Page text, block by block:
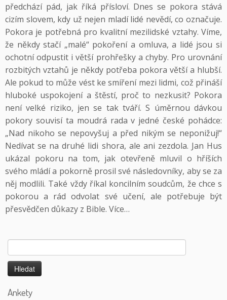
předchází pád, jak říká přísloví. Dnes se pokora stává
cizím slovem, kdy už nejen mladí lidé nevědí, co označuje.
Pokora je potřebná pro kvalitní mezilidské vztahy. Víme,
že někdy stačí „malé“ pokoření a omluva, a lidé jsou si
ochotní odpustit i větší prohřešky a chyby. Pro urovnání
rozbitých vztahů je někdy potřeba pokora větší a hlubší.
Ale pokud to může vést ke smíření mezi lidmi, což přináší
hluboké uspokojení a štěstí, proč to nezkusit? Pokora
není velké riziko, jen se tak tváří. S úměrnou dávkou
pokory souvisí ta moudrá rada v jedné české pohádce:
„Nad nikoho se nepovyšuj a před nikým se neponižuj!“
Nedívat se na druhé lidi shora, ale ani zezdola. Jan Hus
ukázal pokoru na tom, jak otevřeně mluvil o hříších
svého mládí a pokorně prosil své následovníky, aby se za
něj modlili. Také vždy říkal koncilním soudcům, že chce s
pokorou a rád odvolat své učení, ale potřebuje být
přesvědčen důkazy z Bible. Více…
Ankety